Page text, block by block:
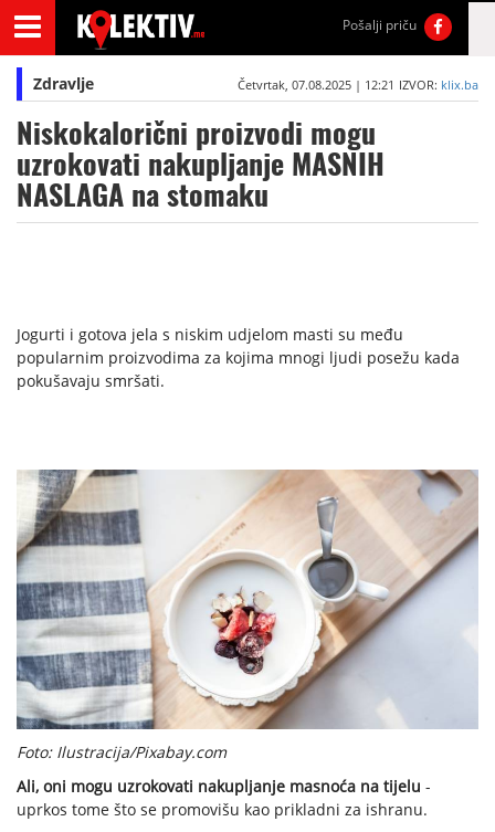
Pošalji priču
Zdravlje Četvrtak, 07.08.2025 | 12:21 IZVOR: klix.ba
Niskokalorični proizvodi mogu
uzrokovati nakupljanje MASNIH
NASLAGA na stomaku
Jogurti i gotova jela s niskim udjelom masti su među
popularnim proizvodima za kojima mnogi ljudi posežu kada
pokušavaju smršati.
Foto: Ilustracija/Pixabay.com
Ali, oni mogu uzrokovati nakupljanje masnoća na tijelu -
uprkos tome što se promovišu kao prikladni za ishranu.